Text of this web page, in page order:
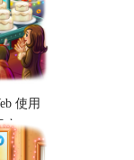
使用
户）